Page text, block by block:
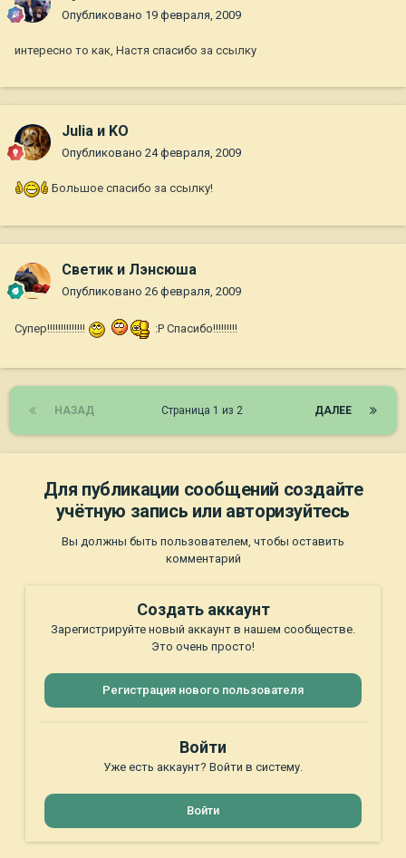
Опубликовано 19 февраля, 2009
интересно то как, Настя спасибо за ссылку
Julia и KO
Опубликовано 24 февраля, 2009
Большое спасибо за ссылку!
Светик и Лэнсюша
Опубликовано 26 февраля, 2009
Супер!!!!!!!!!!!!!! :P Спасибо!!!!!!!!!
НАЗАД ДАЛЕЕ
Страница 1 из 2
Для публикации сообщений создайте
учётную запись или авторизуйтесь
Вы должны быть пользователем, чтобы оставить
комментарий
Создать аккаунт
Зарегистрируйте новый аккаунт в нашем сообществе.
Это очень просто!
Регистрация нового пользователя
Войти
Уже есть аккаунт? Войти в систему.
Войти